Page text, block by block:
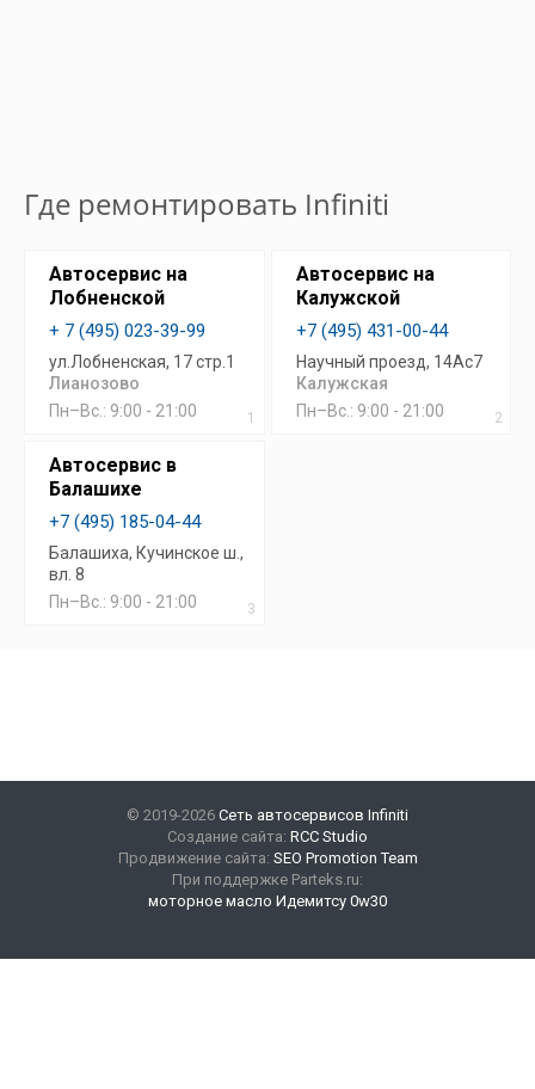
Где ремонтировать Infiniti
1
Автосервис на
Лобненской
+ 7 (495) 023-39-99
ул.Лобненская, 17 стр.1
Лианозово
Пн–Вс.: 9:00 - 21:00
2
Автосервис на
Калужской
+7 (495) 431-00-44
Научный проезд, 14Ас7
Калужская
Пн–Вс.: 9:00 - 21:00
3
Автосервис в
Балашихе
+7 (495) 185-04-44
Балашиха, Кучинское ш.,
вл. 8
Пн–Вс.: 9:00 - 21:00
© 2019-2026 Сеть автосервисов Infiniti
Создание сайта: RCC Studio
Продвижение сайта: SEO Promotion Team
При поддержке Parteks.ru:
моторное масло Идемитсу 0w30